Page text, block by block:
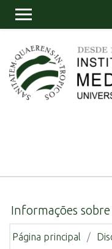
Informações
Página principal